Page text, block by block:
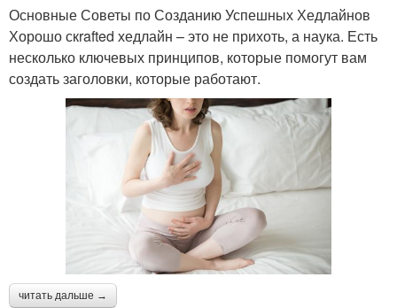
Основные Советы по Созданию Успешных Хедлайнов
Хорошо скrafted хедлайн – это не прихоть, а наука. Есть
несколько ключевых принципов, которые помогут вам
создать заголовки, которые работают.
читать дальше →